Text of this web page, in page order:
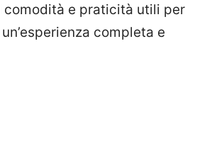
e praticità utili per
completa e